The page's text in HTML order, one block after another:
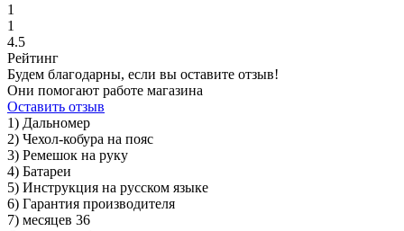
1
1
4.5
Рейтинг
Будем благодарны, если вы оставите отзыв!
Они помогают работе магазина
Оставить отзыв
1) Дальномер
2) Чехол-кобура на пояс
3) Ремешок на руку
4) Батареи
5) Инструкция на русском языке
6) Гарантия производителя
7) месяцев 36